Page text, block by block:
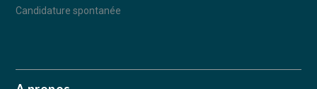
Candidature spontanée